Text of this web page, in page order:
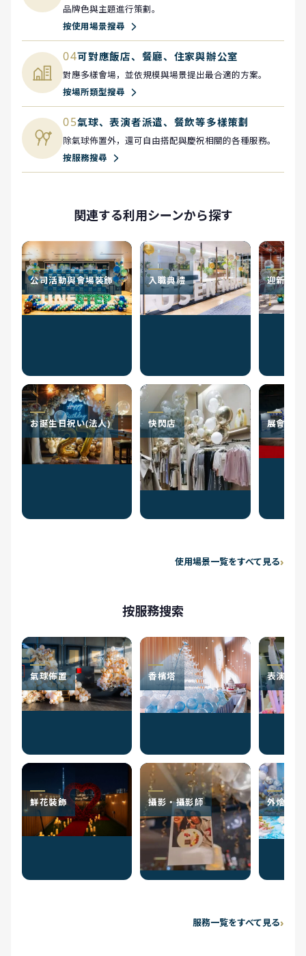
品牌色與主題進行策劃。
按使用場景搜尋
04可對應飯店、餐廳、住家與辦公室
對應多樣會場，並依規模與場景提出最合適的方案。
按場所類型搜尋
05氣球、表演者派遣、餐飲等多樣策劃
除氣球佈置外，還可自由搭配與慶祝相關的各種服務。
按服務搜尋
関連する利用シーンから探す
公司活動與會場裝飾
お誕生日祝い(法人)
入職典禮
快閃店
迎新送舊
展會
使用場景一覧をすべて見る
按服務搜索
氣球佈置
鮮花裝飾
香檳塔
攝影・攝影師
表演者
外燴服務
服務一覧をすべて見る